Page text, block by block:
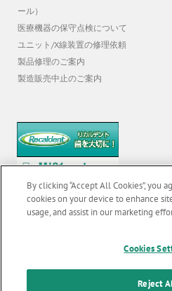
ール）
医療機器の保守点検について
ユニット/X線装置の修理依頼
製品修理のご案内
製造販売中止のご案内
o
無断転載禁止 | お問い
個人情報保護方針| クッキーポリシー|
By clicking “Accept All Cookies”, you
cookies on your device to enhance
usage, and assist in our marketing
Cookies
Reject